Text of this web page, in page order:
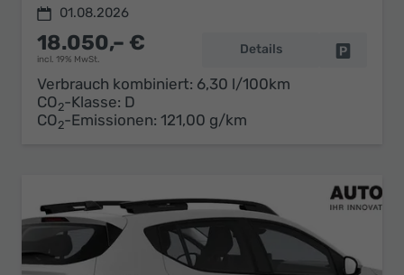
01.08.2026
18.050,– €
incl. 19% MwSt.
Details
Verbrauch kombiniert: 6,30 l/100km
CO2-Klasse: D
CO2-Emissionen: 121,00 g/km